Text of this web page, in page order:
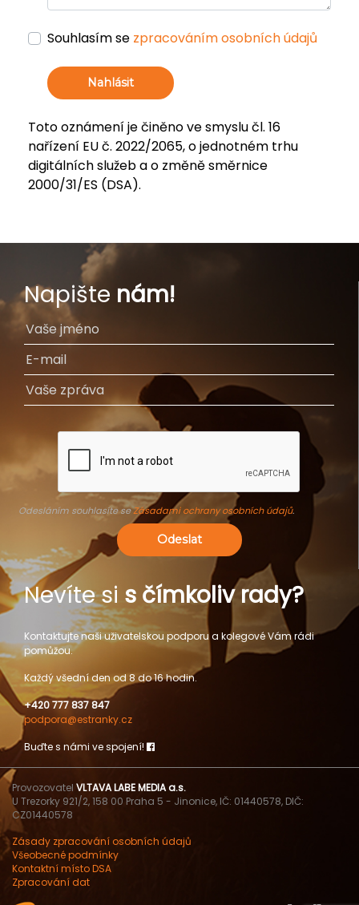
Souhlasím se zpracováním osobních údajů
Nahlásit
Toto oznámení je činěno ve smyslu čl. 16
nařízení EU č. 2022/2065, o jednotném trhu
digitálních služeb a o změně směrnice
2000/31/ES (DSA).
Napište nám!
Odesláním souhlasíte seZásadami ochrany osobních údajů.
Odeslat
Nevíte si s čímkoliv rady?
Kontaktujte naši uživatelskou podporu a kolegové Vám rádi
pomůžou.
Každý všední den od 8 do 16 hodin.
+420 777 837 847
podpora@estranky.cz
Buďte s námi ve spojení!
Provozovatel VLTAVA LABE MEDIA a.s.
U Trezorky 921/2, 158 00 Praha 5 - Jinonice, IČ: 01440578, DIČ:
CZ01440578
Zásady zpracování osobních údajů
Všeobecné podmínky
Kontaktní místo DSA
Zpracování dat